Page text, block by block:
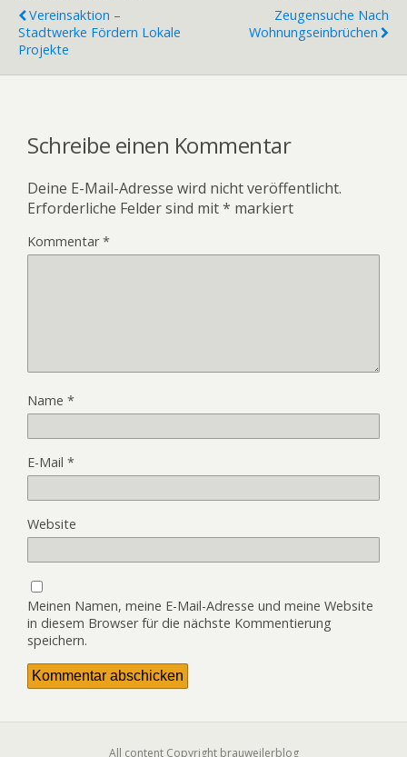
Vereinsaktion –
Stadtwerke Fördern Lokale
Projekte
Zeugensuche Nach
Wohnungseinbrüchen
Schreibe einen Kommentar
Deine E-Mail-Adresse wird nicht veröffentlicht.
Erforderliche Felder sind mit* markiert
Kommentar*
Name *
E-Mail *
Website
Meinen Namen, meine E-Mail-Adresse und meine Website
in diesem Browser für die nächste Kommentierung
speichern.
All content Copyright brauweilerblog